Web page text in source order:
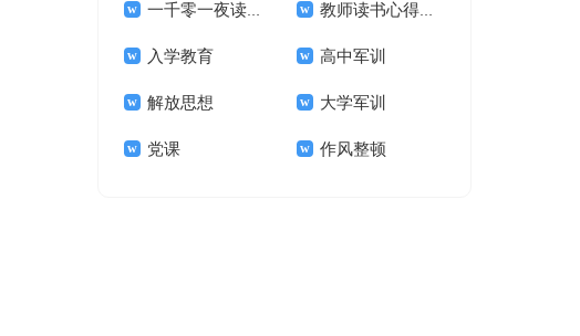
一千零一夜读书心得体会范文（精选3篇） 教师读书心得体会
入学教育 高中军训
解放思想 大学军训
党课 作风整顿